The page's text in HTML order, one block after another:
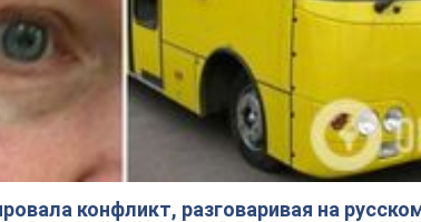
конфликт, разговаривая на